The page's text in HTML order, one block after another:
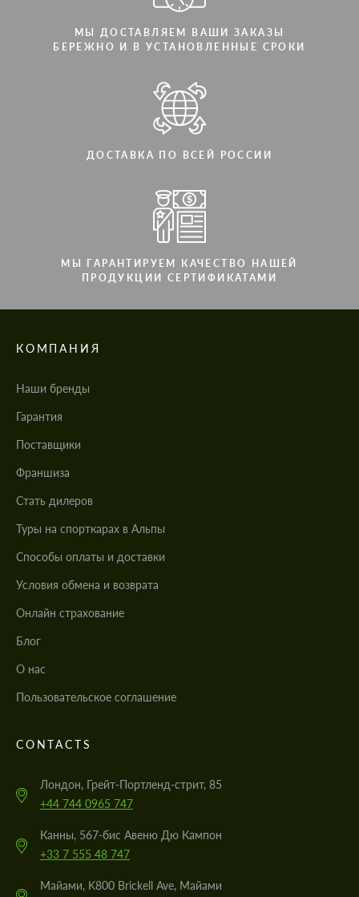
МЫ ДОСТАВЛЯЕМ ВАШИ ЗАКАЗЫ
БЕРЕЖНО И В УСТАНОВЛЕННЫЕ СРОКИ
ДОСТАВКА ПО ВСЕЙ РОССИИ
МЫ ГАРАНТИРУЕМ КАЧЕСТВО НАШЕЙ
ПРОДУКЦИИ СЕРТИФИКАТАМИ
КОМПАНИЯ
Наши бренды
Гарантия
Поставщики
Франшиза
Стать дилеров
Туры на спорткарах в Альпы
Cпособы оплаты и доставки
Условия обмена и возврата
Онлайн страхование
Блог
О нас
Пользовательское соглашение
CONTACTS
Лондон, Грейт-Портленд-стрит, 85
+44 744 0965 747
Канны, 567-бис Авеню Дю Кампон
+33 7 555 48 747
Майами, K800 Brickell Ave, Майами